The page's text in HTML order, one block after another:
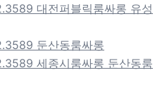
대전퍼블릭룸싸롱 유성
둔산동룸싸롱
세종시룸싸롱 둔산동룸